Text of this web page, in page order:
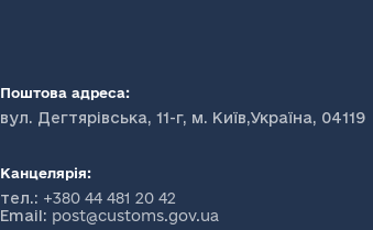
Поштова адреса:
вул. Дегтярівська, 11-г, м. Київ,Україна, 04119
Канцелярія:
тел.: +380 44 481 20 42
Email: post@customs.gov.ua